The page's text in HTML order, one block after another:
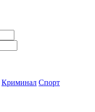
Криминал Спорт